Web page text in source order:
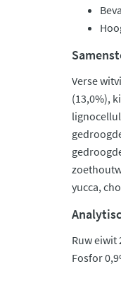
Verse
(13,0%),
yucca,
Ruw eiwit
Fosfor